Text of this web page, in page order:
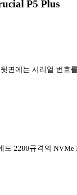
P5 Plus
면에는 시리얼 번호
2280규격의